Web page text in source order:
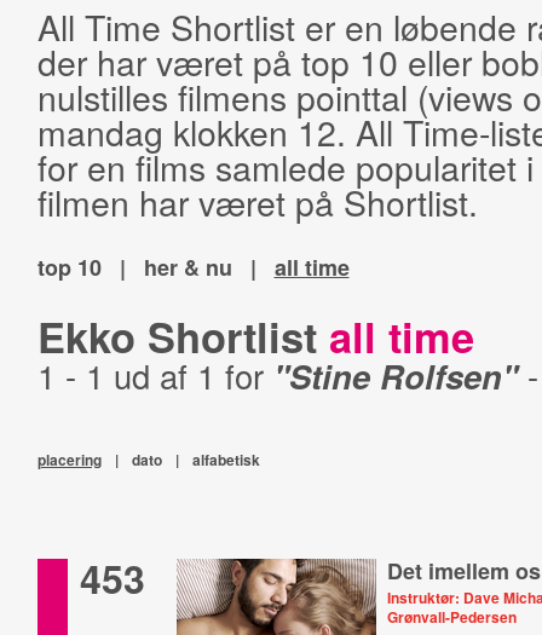
All Time Shortlist er en løbende
der har været på top 10 eller
nulstilles filmens pointtal (views
mandag klokken 12. All Time-
for en films samlede popularitet
filmen har været på Shortlist.
top 10 | her & nu | all time
Ekko Shortlist all time
1 - 1 ud af 1 for "Stine Rolfsen"
placering | dato | alfabetisk
453 Det imellem os
Instruktør: Dave
Grønvall-Pedersen